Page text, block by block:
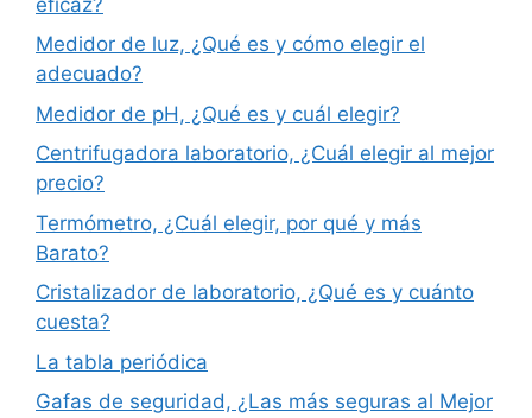
Medidor de luz, ¿Qué es y cómo elegir el
adecuado?
Medidor de pH, ¿Qué es y cuál elegir?
Centrifugadora laboratorio, ¿Cuál elegir al mejor
precio?
Termómetro, ¿Cuál elegir, por qué y más
Barato?
Cristalizador de laboratorio, ¿Qué es y cuánto
cuesta?
La tabla periódica
Gafas de seguridad, ¿Las más seguras al Mejor